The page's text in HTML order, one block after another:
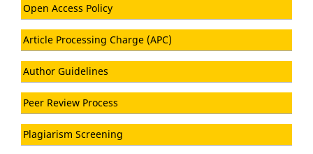
Open Access Policy
Article Processing Charge (APC)
Author Guidelines
Peer Review Process
Plagiarism Screening